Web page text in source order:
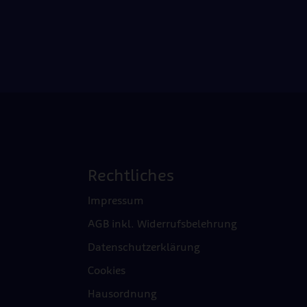
Rechtliches
Impressum
AGB inkl. Widerrufsbelehrung
Datenschutzerklärung
Cookies
Hausordnung